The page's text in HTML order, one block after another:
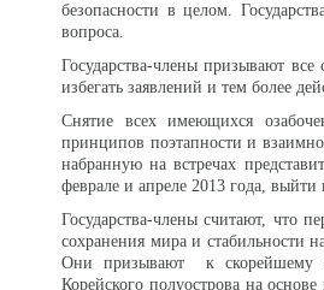
безопасности в целом.
вопроса.
Государства-члены призывают
избегать заявлений и тем более
Снятие всех имеющихся
принципов поэтапности и
набранную на встречах
феврале и апреле 2013 года,
Государства-члены считают, что
сохранения мира и стабильности
Они призывают к скорейшему
Корейского полуострова на